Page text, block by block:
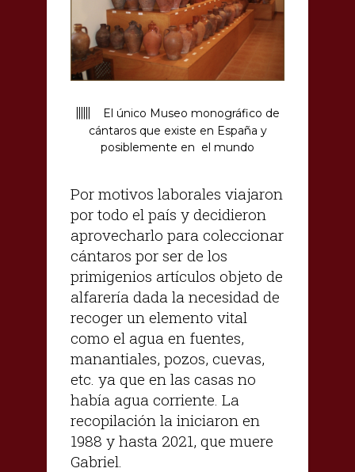
|||||| El único Museo monográfico de
cántaros que existe en España y
posiblemente en el mundo
Por motivos laborales viajaron
por todo el país y decidieron
aprovecharlo para coleccionar
cántaros por ser de los
primigenios artículos objeto de
alfarería dada la necesidad de
recoger un elemento vital
como el agua en fuentes,
manantiales, pozos, cuevas,
etc. ya que en las casas no
había agua corriente. La
recopilación la iniciaron en
1988 y hasta 2021, que muere
Gabriel.